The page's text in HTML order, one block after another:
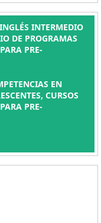
INTERMEDIO
DE PROGRAMAS
PRE-
EN
CURSOS
PRE-